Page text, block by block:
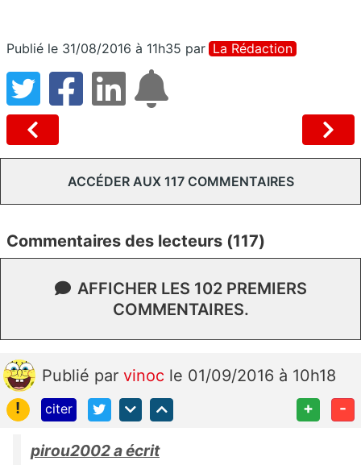
Publié le 31/08/2016 à 11h35 par La Rédaction
ACCÉDER AUX 117 COMMENTAIRES
Commentaires des lecteurs (117)
AFFICHER LES 102 PREMIERS
COMMENTAIRES.
Publié par vinoc le 01/09/2016 à 10h18
!
citer + -
pirou2002 a écrit